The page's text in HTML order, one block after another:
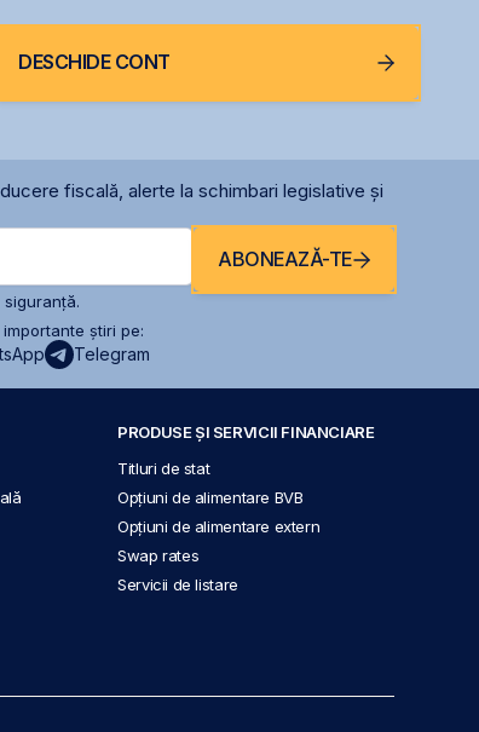
DESCHIDE CONT
fiscală, alerte la schimbari legislative și
ABONEAZĂ-TE
siguranță.
știri pe:
Telegram
PRODUSE ȘI SERVICII FINANCIARE
Titluri de stat
Opțiuni de alimentare BVB
Opțiuni de alimentare extern
Swap rates
Servicii de listare